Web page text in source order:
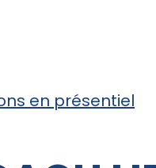
en présentiel